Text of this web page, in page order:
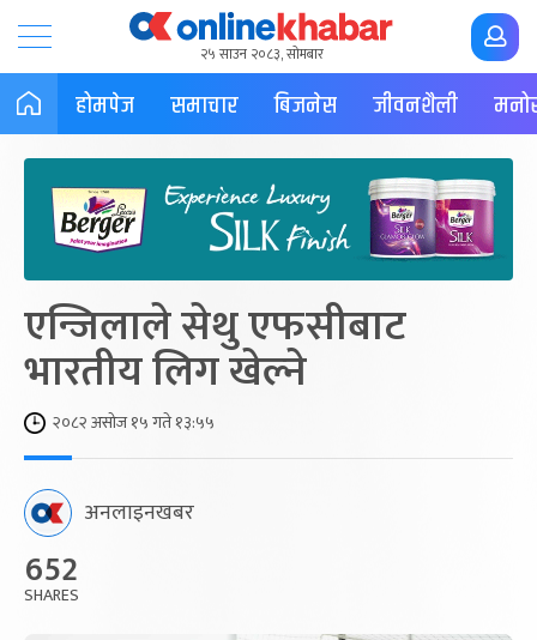
२५ साउन २०८३, सोमबार
होमपेज समाचार बिजनेस जीवनशैली
एन्जिलाले सेथु एफसीबाट
भारतीय लिग खेल्ने
२०८२ असोज १५ गते १३:५५
अनलाइनखबर
652
SHARES